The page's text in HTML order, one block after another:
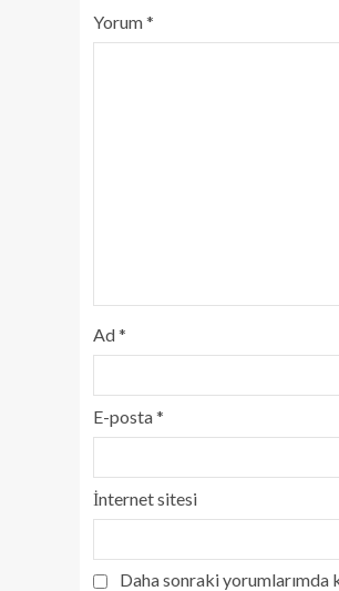
Yorum*
Ad*
E-posta*
İnternet sitesi
Daha sonraki yorumlarımda